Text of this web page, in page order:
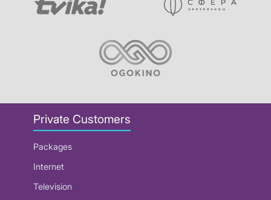
Private Customers
Packages
Internet
Television